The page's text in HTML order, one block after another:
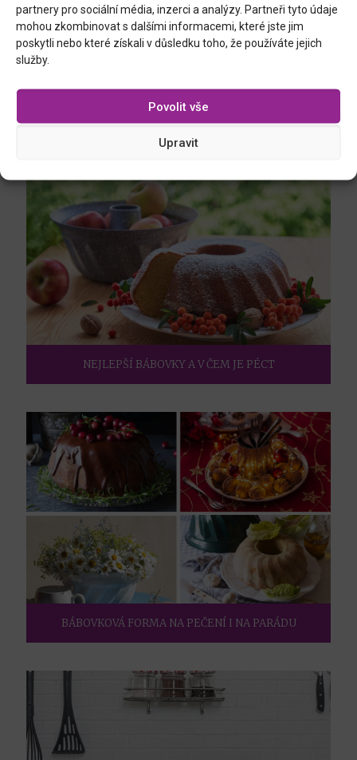
partnery pro sociální média, inzerci a analýzy. Partneři tyto údaje
mohou zkombinovat s dalšími informacemi, které jste jim
poskytli nebo které získali v důsledku toho, že používáte jejich
služby.
Povolit vše
Upravit
Skleněná, 21 cm
Vše, co jste chtěli vědět o bábovkové formě
NEJLEPŠÍ BÁBOVKY A V ČEM JE PÉCT
BÁBOVKOVÁ FORMA NA PEČENÍ I NA PARÁDU